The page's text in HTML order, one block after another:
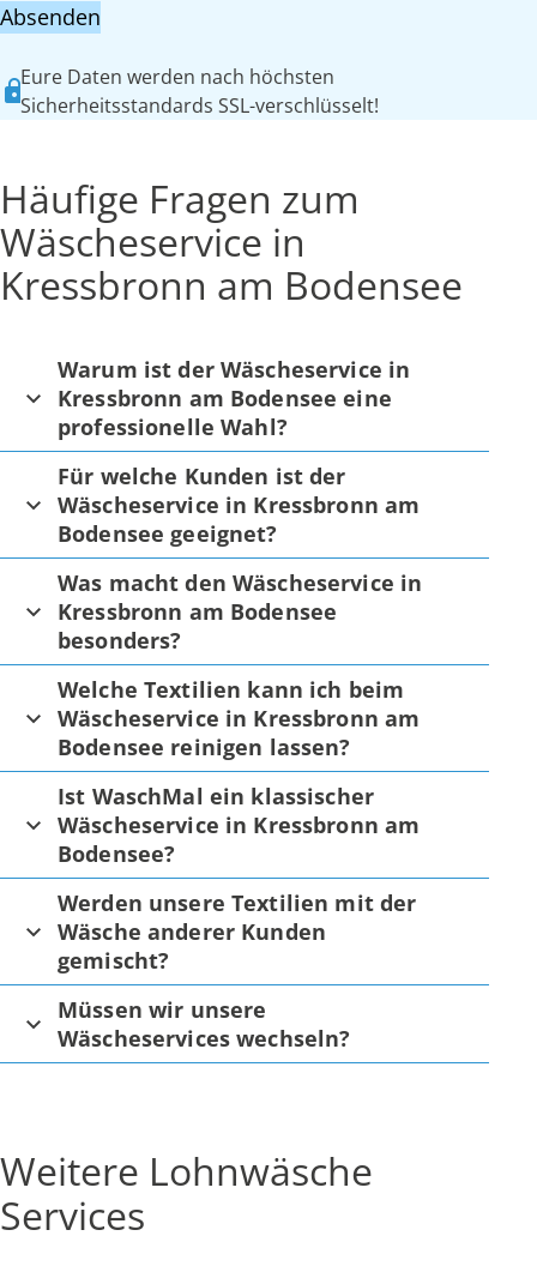
Absenden
Eure Daten werden nach höchsten
Sicherheitsstandards SSL-verschlüsselt!
Häufige Fragen zum
Wäscheservice in
Kressbronn am Bodensee
Warum ist der Wäscheservice in
Kressbronn am Bodensee eine
professionelle Wahl?
Für welche Kunden ist der
Wäscheservice in Kressbronn am
Bodensee geeignet?
Was macht den Wäscheservice in
Kressbronn am Bodensee
besonders?
Welche Textilien kann ich beim
Wäscheservice in Kressbronn am
Bodensee reinigen lassen?
Ist WaschMal ein klassischer
Wäscheservice in Kressbronn am
Bodensee?
Werden unsere Textilien mit der
Wäsche anderer Kunden
gemischt?
Müssen wir unsere
Wäscheservices wechseln?
Weitere Lohnwäsche
Services